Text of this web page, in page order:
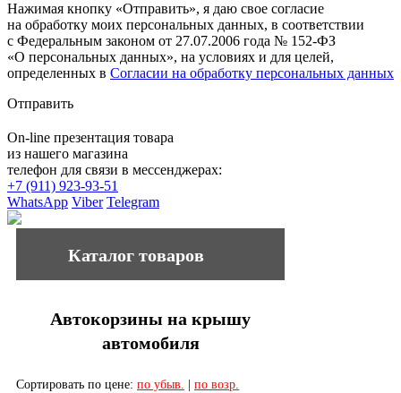
Нажимая кнопку «Отправить», я даю свое согласие
на обработку моих персональных данных, в соответствии
с Федеральным законом от 27.07.2006 года № 152-ФЗ
«О персональных данных», на условиях и для целей,
определенных в Согласии на обработку персональных данных
Отправить
On-line презентация товара
из нашего магазина
телефон для связи в мессенджерах:
+7 (911) 923-93-51
WhatsApp Viber Telegram
Каталог товаров
Грузовые корзины
Запчасти
Корзины
Автокорзины на крышу
автомобиля
Сортировать по цене: по убыв. по возр.